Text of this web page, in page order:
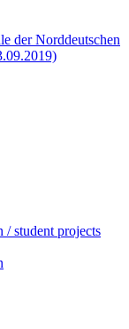
der Norddeutschen
/ student projects